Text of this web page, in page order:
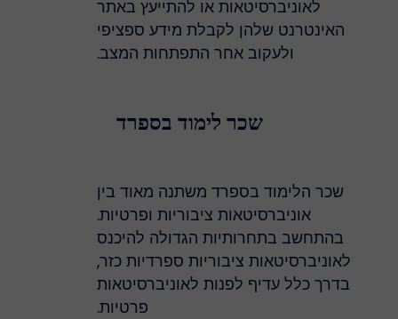
לאוניברסיטאות או להתייעץ באתר
האינטרנט שלהן לקבלת מידע ספציפי
ולעקוב אחר התפתחות המצב.
שכר לימוד בספרד
שכר הלימוד בספרד משתנה מאוד בין
אוניברסיטאות ציבוריות ופרטיות.
בהתחשב בתחרותיות הגדולה להיכנס
לאוניברסיטאות ציבוריות ספרדיות כזר,
בדרך כלל עדיף לפנות לאוניברסיטאות
פרטיות.